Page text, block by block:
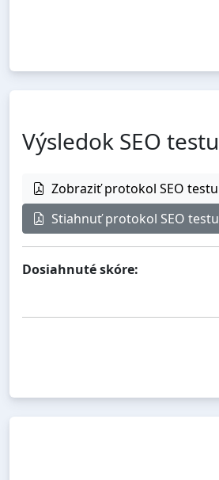
Výsledok SEO testu
Zobraziť protokol SEO testu
Stiahnuť protokol SEO testu
Dosiahnuté skóre: